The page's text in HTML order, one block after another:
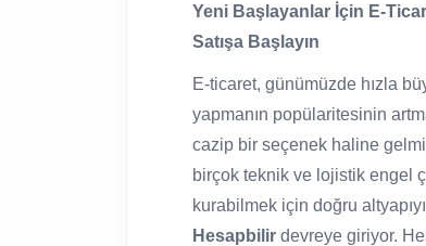
Yeni Başlayanlar İçin E-
Satışa Başlayın
E-ticaret, günümüzde hızla
yapmanın popülaritesinin
cazip bir seçenek haline
birçok teknik ve lojistik engel
kurabilmek için doğru
Hesapbilir devreye giriyor.